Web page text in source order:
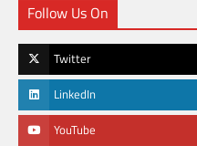
Follow Us On
Twitter
LinkedIn
YouTube